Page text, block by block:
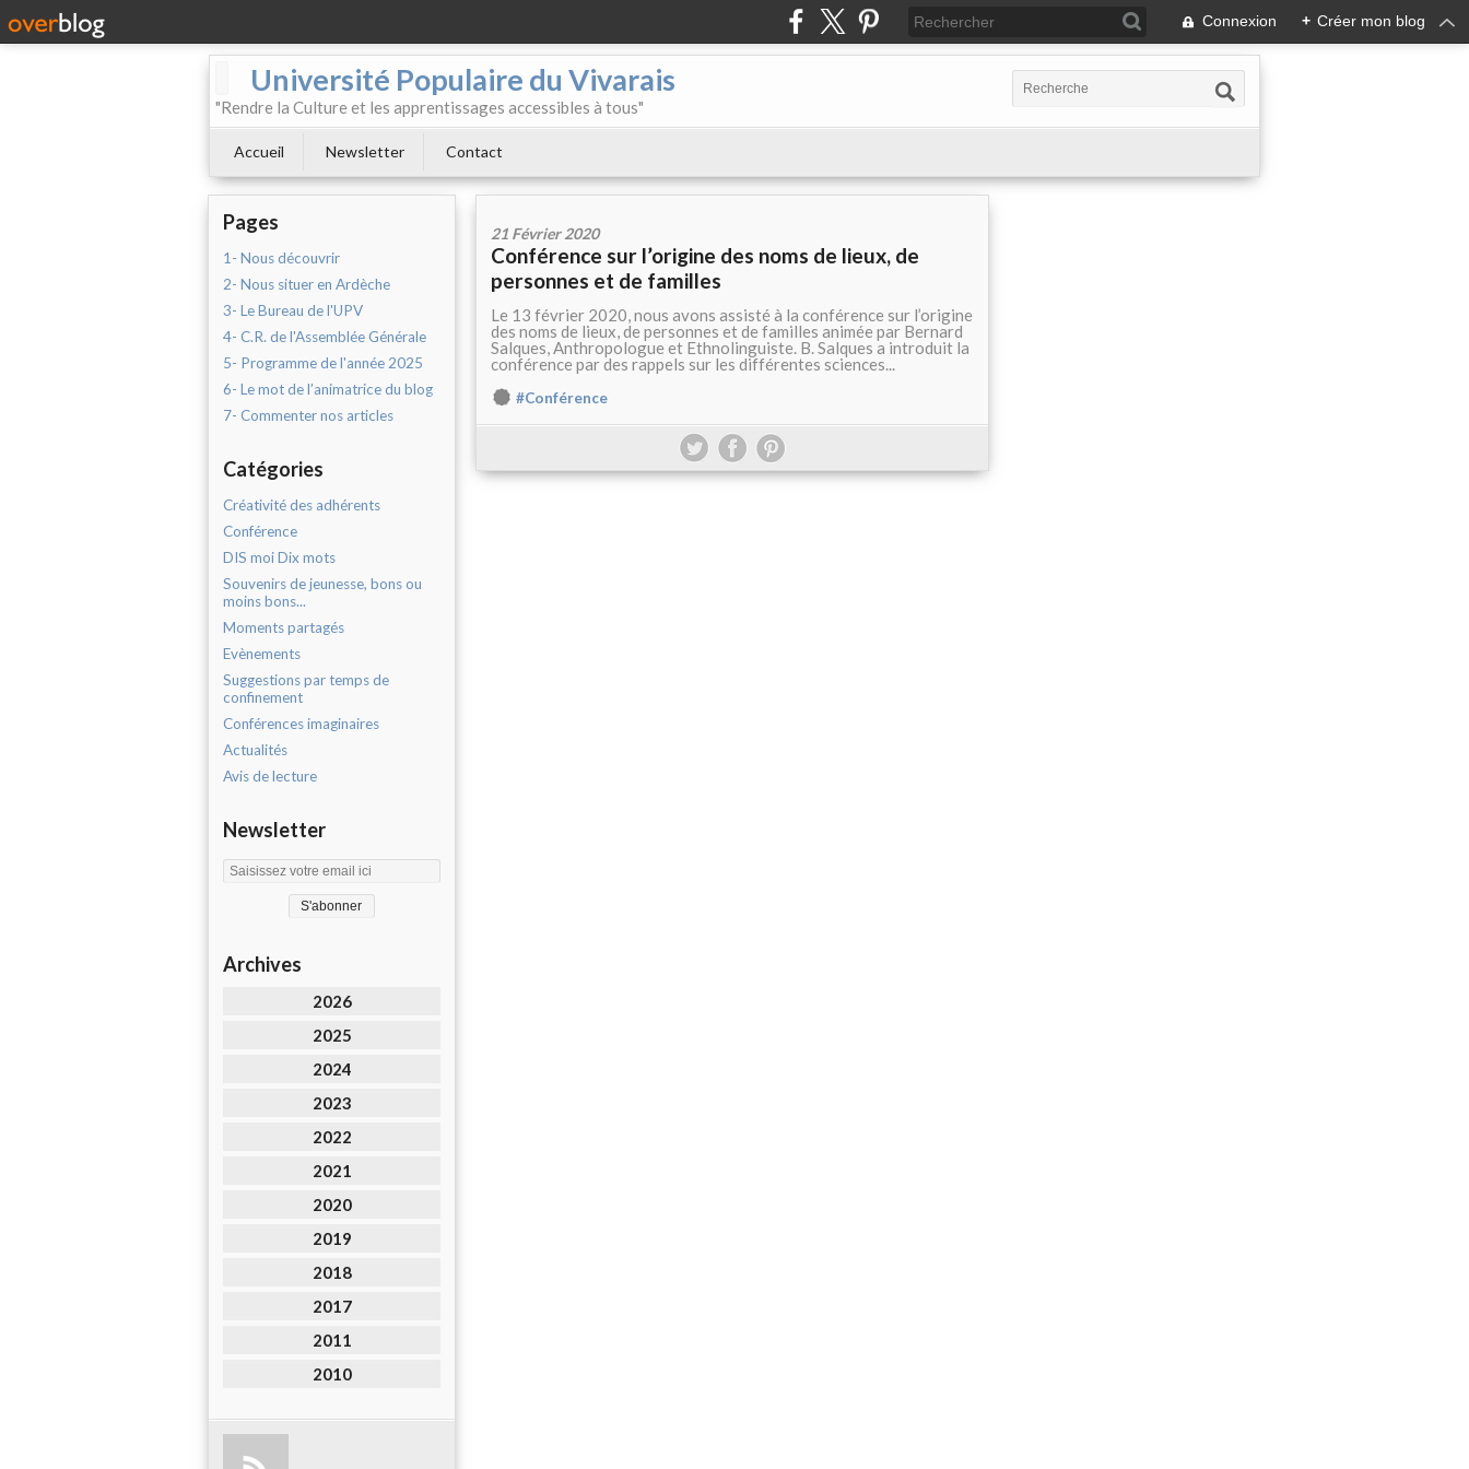
Connexion + Créer mon blog
Université Populaire du Vivarais
"Rendre la Culture et les apprentissages accessibles à tous"
Accueil Newsletter Contact
Pages
1- Nous découvrir
2- Nous situer en Ardèche
3- Le Bureau de l'UPV
4- C.R. de l'Assemblée Générale
5- Programme de l'année 2025
6- Le mot de l’animatrice du blog
7- Commenter nos articles
Catégories
Créativité des adhérents
Conférence
DIS moi Dix mots
Souvenirs de jeunesse, bons ou
moins bons...
Moments partagés
Evènements
Suggestions par temps de
confinement
Conférences imaginaires
Actualités
Avis de lecture
Newsletter
Archives
2026
2025
2024
2023
2022
2021
2020
2019
2018
2017
2011
2010
21 Février 2020
Conférence sur l’origine des noms de lieux, de
personnes et de familles
Le 13 février 2020, nous avons assisté à la conférence sur l’origine
des noms de lieux, de personnes et de familles animée par Bernard
Salques, Anthropologue et Ethnolinguiste. B. Salques a introduit la
conférence par des rappels sur les différentes sciences...
#Conférence